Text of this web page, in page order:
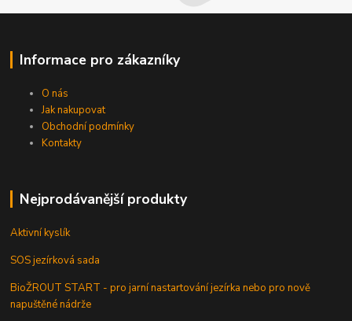
Informace pro zákazníky
O nás
Jak nakupovat
Obchodní podmínky
Kontakty
Nejprodávanější produkty
Aktivní kyslík
SOS jezírková sada
BioŽROUT START - pro jarní nastartování jezírka nebo pro nově
napuštěné nádrže